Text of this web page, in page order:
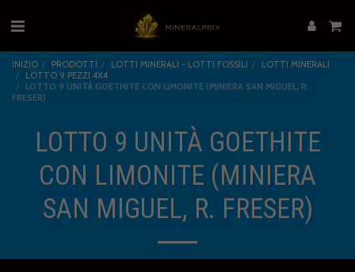
INIZIO PRODOTTI LOTTI MINERALI - LOTTI FOSSILI
LOTTI MINERALI
LOTTO 9 PEZZI 4X4
LOTTO 9 UNITÀ GOETHITE CON LIMONITE (MINIERA SAN MIGUEL, R.
FRESER)
LOTTO 9 UNITÀ GOETHITE
CON LIMONITE (MINIERA
SAN MIGUEL, R. FRESER)